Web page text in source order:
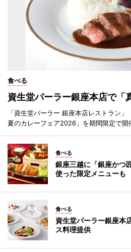
食べる
資生堂パーラー銀座本店で「
「資生堂パーラー 銀座本店レストラン
夏のカレーフェア2026」を期間限定で開
食べる
銀座三越に「銀座か
使った限定メニューも
食べる
資生堂パーラー銀座本
ス料理提供